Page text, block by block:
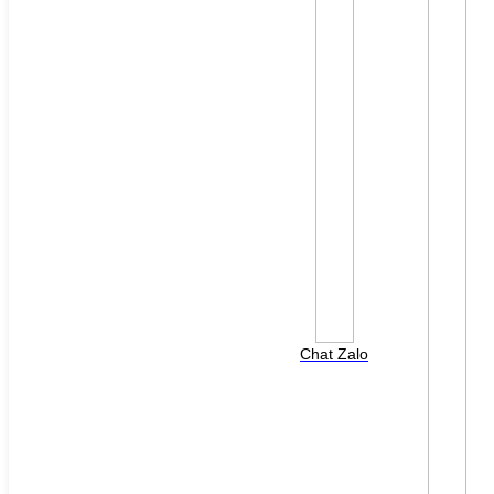
Chat Zalo